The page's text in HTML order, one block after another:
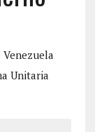
Unitaria